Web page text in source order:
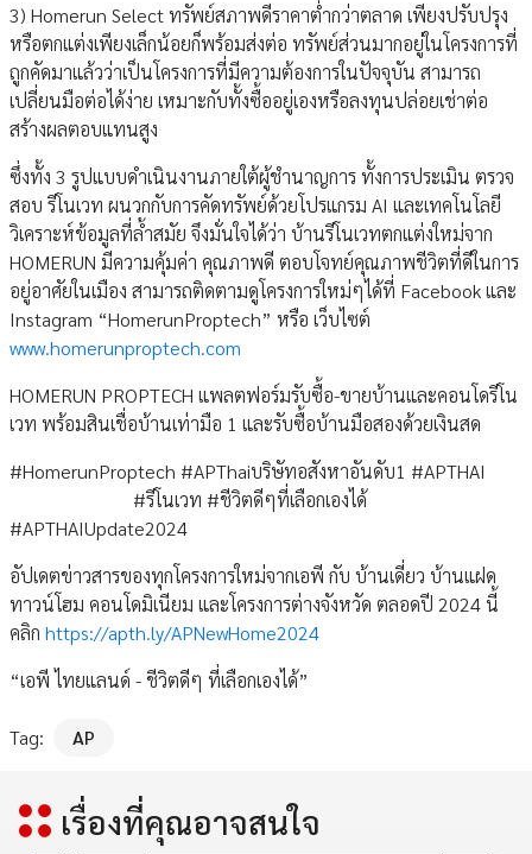
3) Homerun Select ทรัพย์สภาพดีราคาต่ำกว่าตลาด เพียงปรับปรุง
หรือตกแต่งเพียงเล็กน้อยก็พร้อมส่งต่อ ทรัพย์ส่วนมากอยู่ในโครงการที่
ถูกคัดมาแล้วว่าเป็นโครงการที่มีความต้องการในปัจจุบัน สามารถ
เปลี่ยนมือต่อได้ง่าย เหมาะกับทั้งซื้ออยู่เองหรือลงทุนปล่อยเช่าต่อ
สร้างผลตอบแทนสูง
ซึ่งทั้ง 3 รูปแบบดำเนินงานภายใต้ผู้ชำนาญการ ทั้งการประเมิน ตรวจ
สอบ รีโนเวท ผนวกกับการคัดทรัพย์ด้วยโปรแกรม AI และเทคโนโลยี
วิเคราะห์ข้อมูลที่ล้ำสมัย จึงมั่นใจได้ว่า บ้านรีโนเวทตกแต่งใหม่จาก
HOMERUN มีความคุ้มค่า คุณภาพดี ตอบโจทย์คุณภาพชีวิตที่ดีในการ
อยู่อาศัยในเมือง สามารถติดตามดูโครงการใหม่ๆได้ที่ Facebook และ
Instagram “HomerunProptech” หรือ เว็บไซต์
www.homerunproptech.com
HOMERUN PROPTECH แพลตฟอร์มรับซื้อ-ขายบ้านและคอนโดรีโน
เวท พร้อมสินเชื่อบ้านเท่ามือ 1 และรับซื้อบ้านมือสองด้วยเงินสด
#HomerunProptech #APThaiบริษัทอสังหาอันดับ1 #APTHAI
#รีโนเวท #ชีวิตดีๆที่เลือกเองได้
#APTHAIUpdate2024
อัปเดตข่าวสารของทุกโครงการใหม่จากเอพี กับ บ้านเดี่ยว บ้านแฝด
ทาวน์โฮม คอนโดมิเนียม และโครงการต่างจังหวัด ตลอดปี 2024 นี้
คลิก https://apth.ly/APNewHome2024
“เอพี ไทยแลนด์ - ชีวิตดีๆ ที่เลือกเองได้”
Tag: AP
เรื่องที่คุณอาจสนใจ